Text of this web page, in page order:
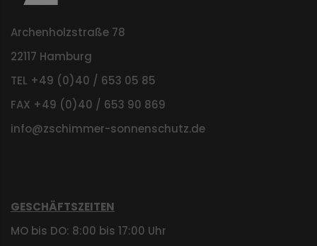
Archenholzstraße 78
22117 Hamburg
TEL +49 (0)40 / 653 05 85
FAX +49 (0)40 / 653 90 869
info@zschimmer-sonnenschutz.de
GESCHÄFTSZEITEN
MO bis DO: 8:00 bis 17:00 Uhr